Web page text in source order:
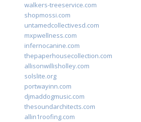
walkers-treeservice.com
shopmossi.com
untamedcollectivesd.com
mxpwellness.com
infernocanine.com
thepaperhousecollection.com
allisonwillisholley.com
solslite.org
portwayinn.com
djmaddogmusic.com
thesoundarchitects.com
allin1roofing.com